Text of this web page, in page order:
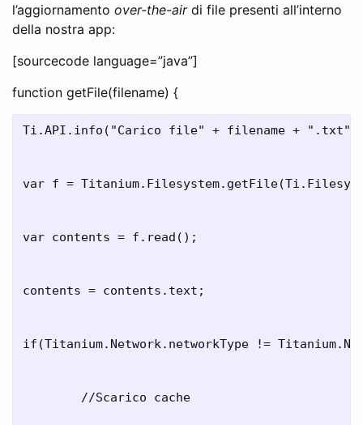
l’aggiornamento over-the-airdi file presenti all’interno
della nostra app:
[sourcecode language=”java”]
function getFile(filename) {
Ti.API.info("Carico file" + filename +
var f =
var contents = f.read();
contents = contents.text;
if(Titanium.Network.networkType !=